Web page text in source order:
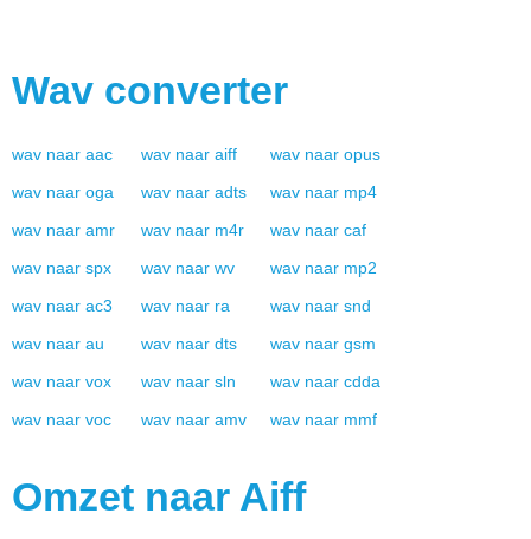
Wav converter
wav naar aac wav naar aiff wav naar opus
wav naar oga wav naar adts wav naar mp4
wav naar amr wav naar m4r wav naar caf
wav naar spx wav naar wv wav naar mp2
wav naar ac3 wav naar ra wav naar snd
wav naar au wav naar dts wav naar gsm
wav naar vox wav naar sln wav naar cdda
wav naar voc wav naar amv wav naar mmf
Omzet naar Aiff